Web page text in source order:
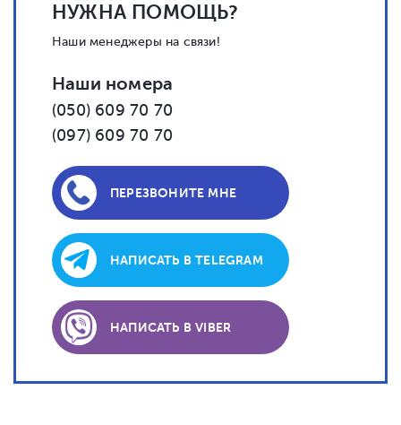
НУЖНА ПОМОЩЬ?
Наши менеджеры на связи!
Наши номера
(050) 609 70 70
(097) 609 70 70
ПЕРЕЗВОНИТЕ МНЕ
НАПИСАТЬ В TELEGRAM
НАПИСАТЬ В VIBER